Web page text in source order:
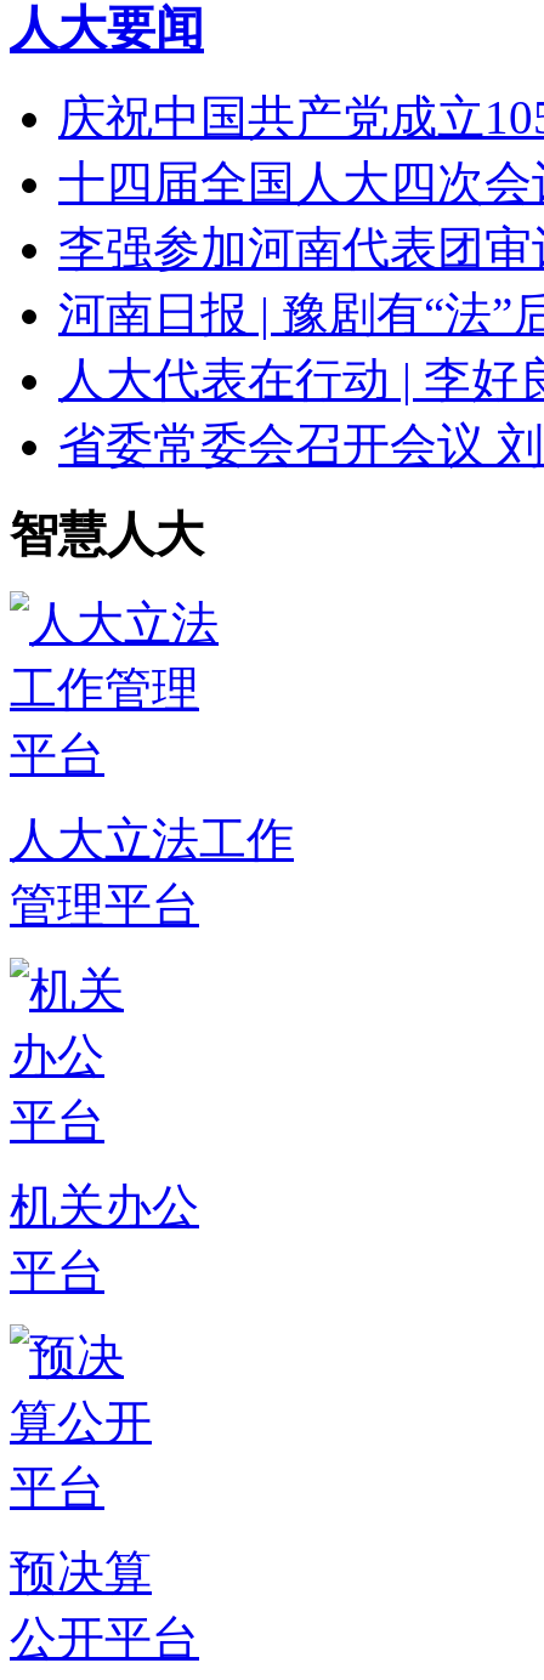
人大要闻
庆祝中国共产党成立
十四届全国人大四次
李强参加河南代表团审
河南日报 | 豫剧有“法”
人大代表在行动 | 李好
省委常委会召开会议
智慧人大
人大立法工作
管理平台
机关办公
平台
预决算
公开平台